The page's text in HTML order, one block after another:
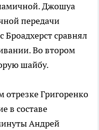
Джошуа
передачи
сравнял
Во втором
шайбу.
Григоренко
в составе
Андрей